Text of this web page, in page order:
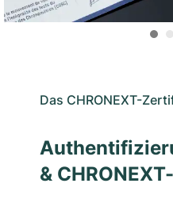
Das CHRONEXT-
&